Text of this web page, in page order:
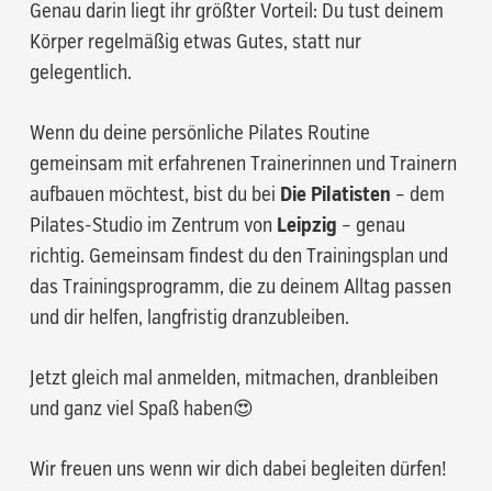
Es befinden sich keine Produkte im
Genau darin liegt ihr größter Vorteil: Du tust deinem
Körper regelmäßig etwas Gutes, statt nur
gelegentlich.
Wenn du deine persönliche Pilates Routine
gemeinsam mit erfahrenen Trainerinnen und Trainern
aufbauen möchtest, bist du bei Die Pilatisten – dem
Pilates-Studio im Zentrum von Leipzig – genau
richtig. Gemeinsam findest du den Trainingsplan und
das Trainingsprogramm, die zu deinem Alltag passen
und dir helfen, langfristig dranzubleiben.
Jetzt gleich mal anmelden, mitmachen, dranbleiben
und ganz viel Spaß haben😍
Wir freuen uns wenn wir dich dabei begleiten dürfen!